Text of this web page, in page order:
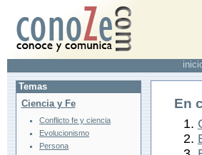
En
Temas
Ciencia y Fe
Conflicto fe y ciencia
Evolucionismo
Persona